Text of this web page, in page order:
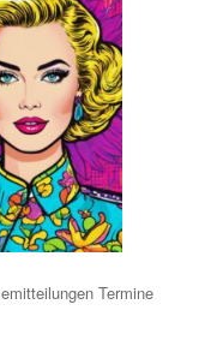
Termine